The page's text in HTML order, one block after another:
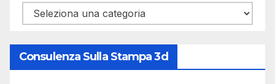
Categorie
Consulenza Sulla Stampa 3d